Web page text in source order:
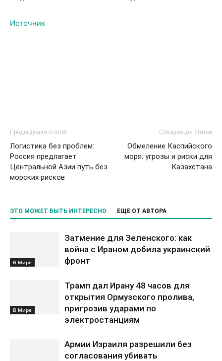
Источник
Предыдущая статья
Логистика без проблем:
Россия предлагает
Центральной Азии путь без
морских рисков
Следующая статья
Обмеление Каспийского
моря: угрозы и риски для
Казахстана
ЭТО МОЖЕТ БЫТЬ ИНТЕРЕСНО ЕЩЕ ОТ АВТОРА
В Мире
Затмение для Зеленского: как
война с Ираном добила украинский
фронт
В Мире
Трамп дал Ирану 48 часов для
открытия Ормузского пролива,
пригрозив ударами по
электростанциям
Армии Израиля разрешили без
согласования убивать